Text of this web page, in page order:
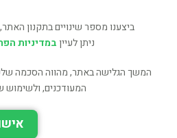
ביצענו מספר שינויים בתקנון
ניתן לעייןבמדיניות
המשך הגלישה באתר, מהווה הסכמה
המעודכנים, ולשימוש